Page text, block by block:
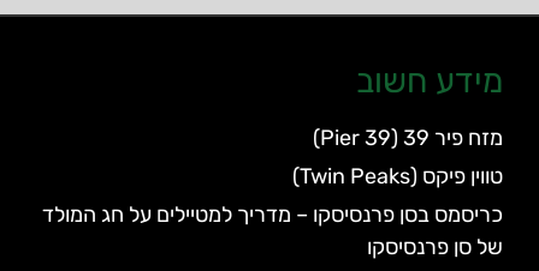
מידע חשוב
מזח פיר 39 (Pier 39)
טווין פיקס (Twin Peaks)
כריסמס בסן פרנסיסקו – מדריך למטיילים על חג המולד
של סן פרנסיסקו